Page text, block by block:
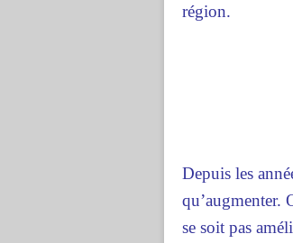
région.
Depuis les
qu’augmenter.
se soit pas